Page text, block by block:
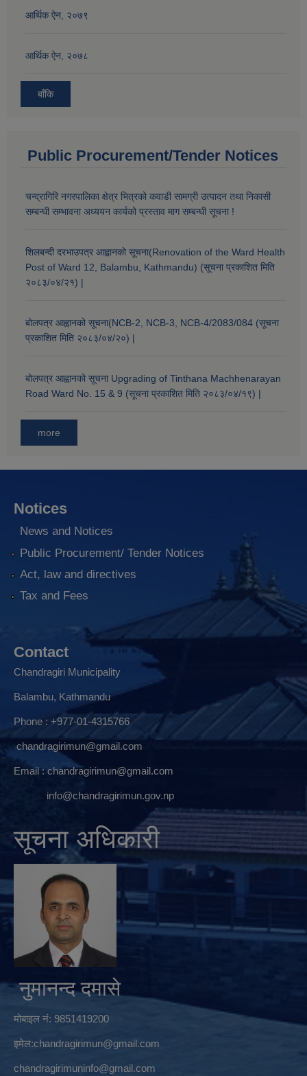
आर्थिक ऐन, २०७९
आर्थिक ऐन, २०७८
बाँकि
Public Procurement/Tender Notices
चन्द्रागिरि नगरपालिका क्षेत्र भित्रको कवाडी सामग्री उत्पादन तथा निकासी
सम्बन्धी सम्भावना अध्ययन कार्यको प्रस्ताव माग सम्बन्धी सूचना !
शिलबन्दी दरभाउपत्र आह्वानको सूचना(Renovation of the Ward Health
Post of Ward 12, Balambu, Kathmandu) (सूचना प्रकाशित मिति
२०८३/०४/२१) |
बोलपत्र आह्वानको सूचना(NCB-2, NCB-3, NCB-4/2083/084 (सूचना
प्रकाशित मिति २०८३/०४/२०) |
बोलपत्र आह्वानको सूचना Upgrading of Tinthana Machhenarayan
Road Ward No. 15 & 9 (सूचना प्रकाशित मिति २०८३/०४/१९) |
more
Notices
News and Notices
Public Procurement/ Tender Notices
Act, law and directives
Tax and Fees
Contact
Chandragiri Municipality
Balambu, Kathmandu
Phone : +977-01-4315766
chandragirimun@gmail.com
Email :chandragirimun@gmail.com
info@chandragirimun.gov.np
सूचना अधिकारी
नुमानन्द दमासे
मोबाइल नं: 9851419200
इमेल:chandragirimun@gmail.com
chandragirimuninfo@gmail.com